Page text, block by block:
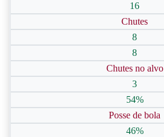
16
Chutes
8
8
Chutes no alvo
3
54%
Posse de bola
46%